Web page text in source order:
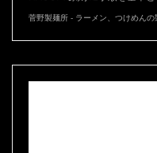
菅野製麺所 - ラーメン、つけめんの